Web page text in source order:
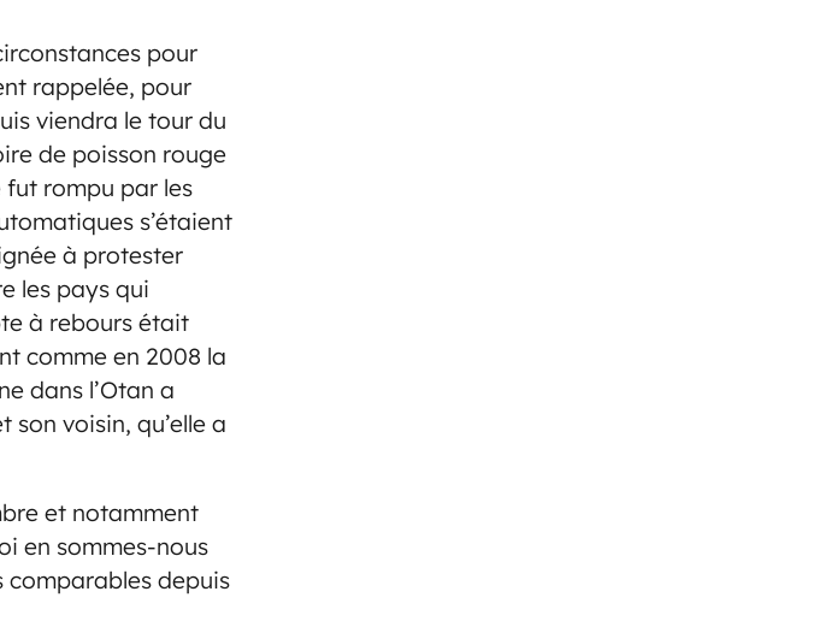
pour
rappelée, pour
viendra le tour du
de poisson rouge
fut rompu par les
s’étaient
à protester
les pays qui
à rebours était
comme en 2008 la
dans l’Otan a
voisin, qu’elle a
et notamment
en sommes-nous
comparables depuis